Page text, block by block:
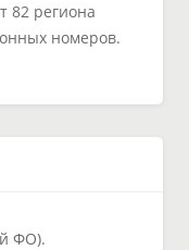
82 региона
номеров.
ФО).